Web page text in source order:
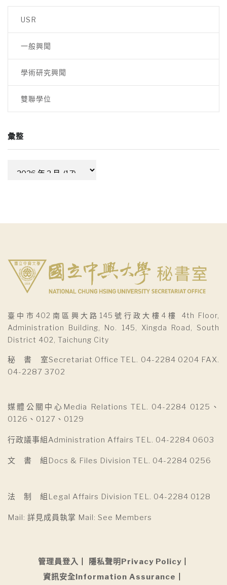
USR
一般興聞
學術研究興聞
雙聯學位
彙整
臺中市402南區興大路145號行政大樓4樓 4th Floor,
Administration Building, No. 145, Xingda Road, South
District 402, Taichung City
秘 書 室Secretariat Office TEL. 04-2284 0204 FAX.
04-2287 3702
媒體公關中心Media Relations TEL. 04-2284 0125、
0126、0127、0129
行政議事組Administration Affairs TEL. 04-2284 0603
文 書 組Docs & Files Division TEL. 04-2284 0256
法 制 組Legal Affairs Division TEL. 04-2284 0128
Mail: 詳見成員執掌 Mail: See Members
管理員登入
隱私聲明Privacy Policy
資訊安全Information Assurance